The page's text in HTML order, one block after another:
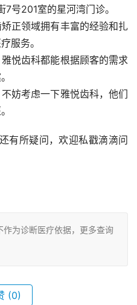
号201室的星河湾门诊。
正领域拥有丰富的经验和扎
服务。
悦齿科都能根据顾客的需求
妨考虑一下雅悦齿科，他们
为诊断医疗依据，更多查询
(0)